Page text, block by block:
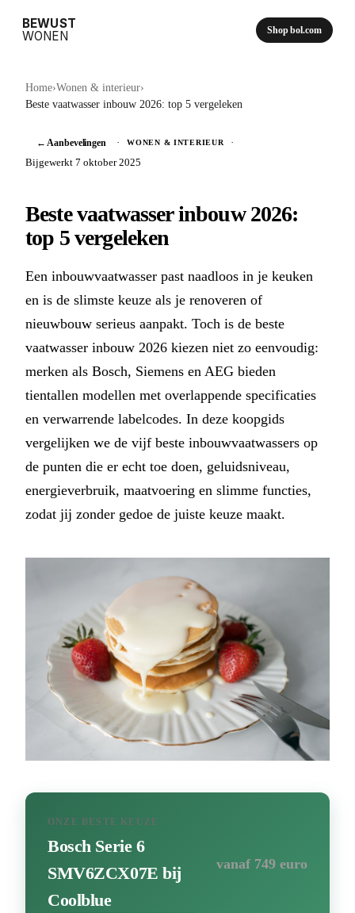
BEWUST
WONEN
Shop bol.com
Home›Wonen & interieur›
Beste vaatwasser inbouw 2026: top 5 vergeleken
← Aanbevelingen · WONEN & INTERIEUR
·
Bijgewerkt 7 oktober 2025
Beste vaatwasser inbouw 2026:
top 5 vergeleken
Een inbouwvaatwasser past naadloos in je keuken
en is de slimste keuze als je renoveren of
nieuwbouw serieus aanpakt. Toch is de beste
vaatwasser inbouw 2026 kiezen niet zo eenvoudig:
merken als Bosch, Siemens en AEG bieden
tientallen modellen met overlappende specificaties
en verwarrende labelcodes. In deze koopgids
vergelijken we de vijf beste inbouwvaatwassers op
de punten die er echt toe doen, geluidsniveau,
energieverbruik, maatvoering en slimme functies,
zodat jij zonder gedoe de juiste keuze maakt.
ONZE BESTE KEUZE
Bosch Serie 6
SMV6ZCX07E bij
Coolblue
vanaf 749 euro